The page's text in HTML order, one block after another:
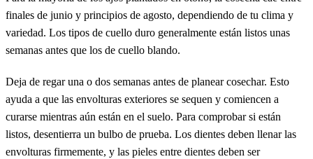
finales de junio y principios de agosto, dependiendo de tu clima y
variedad. Los tipos de cuello duro generalmente están listos unas
semanas antes que los de cuello blando.
Deja de regar una o dos semanas antes de planear cosechar. Esto
ayuda a que las envolturas exteriores se sequen y comiencen a
curarse mientras aún están en el suelo. Para comprobar si están
listos, desentierra un bulbo de prueba. Los dientes deben llenar las
envolturas firmemente, y las pieles entre dientes deben ser